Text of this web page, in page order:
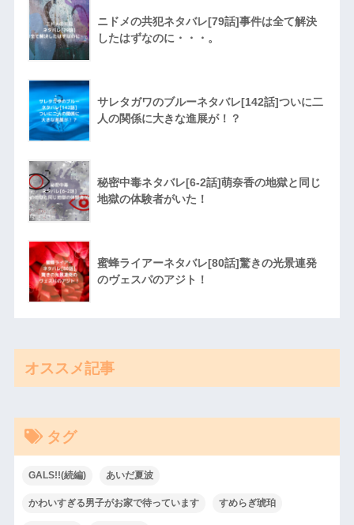
ニドメの共犯ネタバレ[79話]事件は全て解決
したはずなのに・・・。
サレタガワのブルーネタバレ[142話]ついに二
人の関係に大きな進展が！？
秘密中毒ネタバレ[6-2話]萌奈香の地獄と同じ
地獄の体験者がいた！
蜜蜂ライアーネタバレ[80話]驚きの光景連発
のヴェスパのアジト！
オススメ記事
タグ
GALS!!(続編) あいだ夏波
かわいすぎる男子がお家で待っています すめらぎ琥珀